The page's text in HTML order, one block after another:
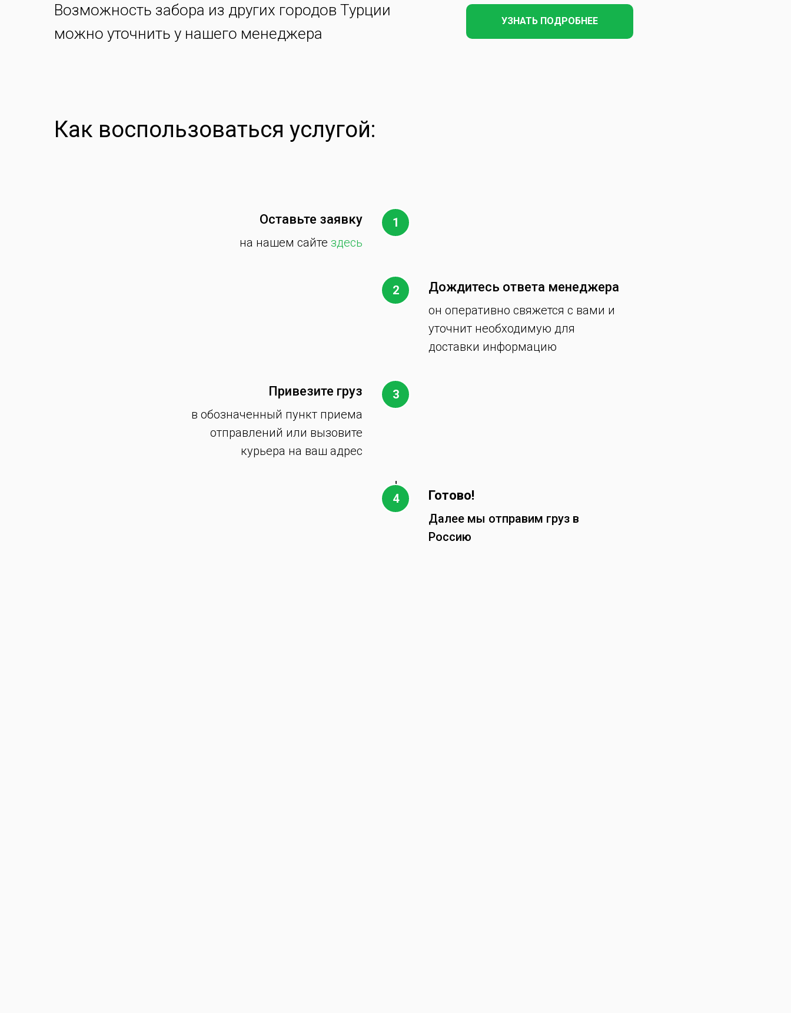
Возможность забора из других городов Турции
можно уточнить у нашего менеджера
УЗНАТЬ ПОДРОБНЕЕ
Как воспользоваться услугой:
Оставьте заявку
на нашем сайте здесь
Дождитесь ответа менеджера
он оперативно свяжется с вами и
уточнит необходимую для
доставки информацию
Привезите груз
в обозначенный пункт приема
отправлений или вызовите
курьера на ваш адрес
Готово!
Далее мы отправим груз в
Россию